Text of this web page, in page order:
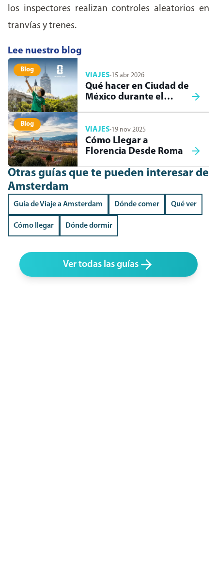
los inspectores realizan controles aleatorios en
tranvías y trenes.
Lee nuestro blog
Blog
VIAJES·15 abr 2026
Qué hacer en Ciudad de
México durante el
Blog
VIAJES·19 nov 2025
Cómo Llegar a
Florencia Desde Roma
Otras guías que te pueden interesar de
Amsterdam
Guía de Viaje a Amsterdam Dónde comer Qué ver
Cómo llegar Dónde dormir
Ver todas las guías